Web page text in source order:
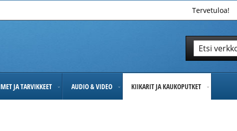
Tervetuloa!
Hae
JA TARVIKKEET AUDIO & VIDEO KIIKARIT JA KAUKOPUTKET